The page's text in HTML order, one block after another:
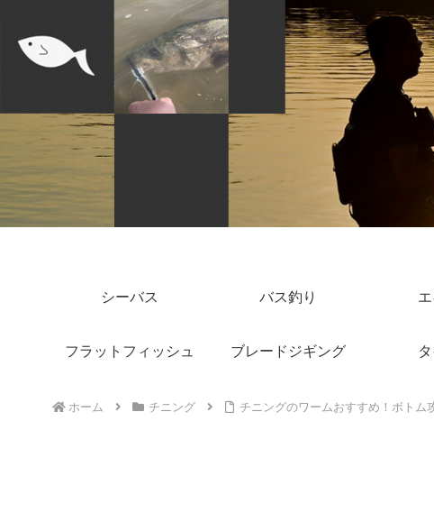
シーバス バス釣り
フラットフィッシュ ブレードジギング
ホーム チニング チニングのワームおすすめ！ボトム